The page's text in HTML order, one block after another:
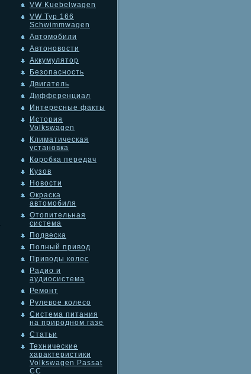
VW Kuebelwagen
VW Typ 166
Schwimmwagen
Автомобили
Автоновости
Аккумулятор
Безопасность
Двигатель
Дифференциал
Интересные факты
История
Volkswagen
Климатическая
установка
Коробка передач
Кузов
Новости
Окраска
автомобиля
Отопительная
система
Подвеска
Полный привод
Приводы колес
Радио и
аудиосистема
Ремонт
Рулевое колесо
Система питания
на природном газе
Статьи
Технические
характеристики
Volkswagen Passat
CC